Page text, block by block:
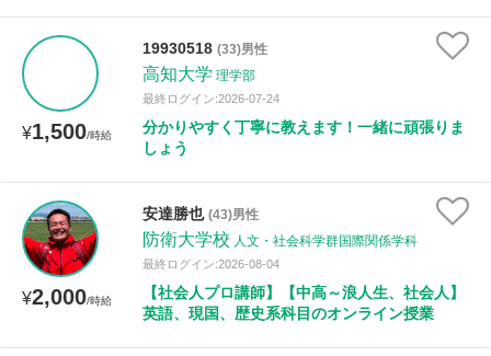
¥1,500/時給
19930518 (33)男性
高知大学 理学部
最終ログイン:2026-07-24
分かりやすく丁寧に教えます！一緒に頑張りま
しょう
¥2,000/時給
安達勝也 (43)男性
防衛大学校 人文・社会科学群国際関係学科
最終ログイン:2026-08-04
【社会人プロ講師】【中高～浪人生、社会人】
英語、現国、歴史系科目のオンライン授業